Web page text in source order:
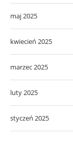
maj 2025
kwiecień 2025
marzec 2025
luty 2025
styczeń 2025